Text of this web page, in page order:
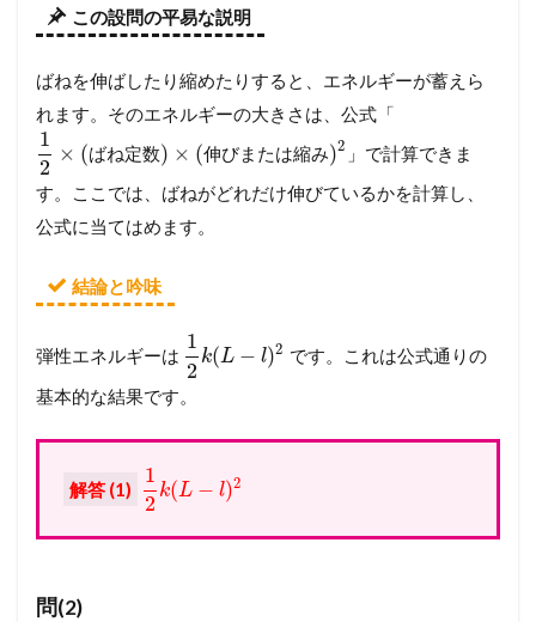
プ
セ
ス
ま
徹
底
ガ
イ
4
バ
ー
シ
が
必
で
この設問の平易な説明
ばねを伸ばしたり縮めたりすると、エネルギーが蓄えら
れます。そのエネルギーの大きさは、公式「
1
2
× (ばね定数) × (伸びま たは縮み)2 」で計算できま
す。ここでは、ばねがどれだけ伸びているかを計算し、
公式に当てはめます。
結論と吟味
弾性エネルギーは
1
2
k(L − l)2 です。これは公式通りの
基本的な結果です。
解答 (1)
1
2
k(L − l)2
問(2)